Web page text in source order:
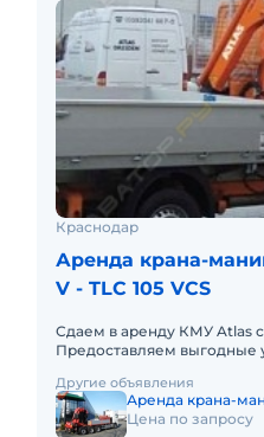
Краснодар
Аренда крана-
V - TLC 105 VCS
Сдаем в аренду КМУ Atlas
Предоставляем
спецтехники мы готовы п
Другие объявления
Аренда крана-
Цена по запросу